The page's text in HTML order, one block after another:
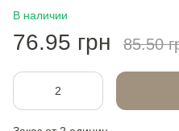
В наличии
76.95 грн 85.50